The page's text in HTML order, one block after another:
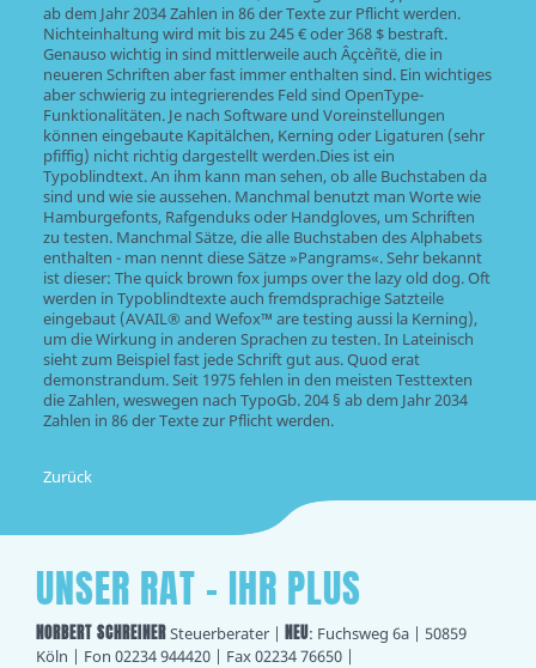
ab dem Jahr 2034 Zahlen in 86 der Texte zur Pflicht werden.
Nichteinhaltung wird mit bis zu 245 € oder 368 $ bestraft.
Genauso wichtig in sind mittlerweile auch Âçcèñtë, die in
neueren Schriften aber fast immer enthalten sind. Ein wichtiges
aber schwierig zu integrierendes Feld sind OpenType-
Funktionalitäten. Je nach Software und Voreinstellungen
können eingebaute Kapitälchen, Kerning oder Ligaturen (sehr
pfiffig) nicht richtig dargestellt werden.Dies ist ein
Typoblindtext. An ihm kann man sehen, ob alle Buchstaben da
sind und wie sie aussehen. Manchmal benutzt man Worte wie
Hamburgefonts, Rafgenduks oder Handgloves, um Schriften
zu testen. Manchmal Sätze, die alle Buchstaben des Alphabets
enthalten - man nennt diese Sätze »Pangrams«. Sehr bekannt
ist dieser: The quick brown fox jumps over the lazy old dog. Oft
werden in Typoblindtexte auch fremdsprachige Satzteile
eingebaut (AVAIL® and Wefox™ are testing aussi la Kerning),
um die Wirkung in anderen Sprachen zu testen. In Lateinisch
sieht zum Beispiel fast jede Schrift gut aus. Quod erat
demonstrandum. Seit 1975 fehlen in den meisten Testtexten
die Zahlen, weswegen nach TypoGb. 204 § ab dem Jahr 2034
Zahlen in 86 der Texte zur Pflicht werden.
Zurück
UNSER RAT - IHR PLUS
NORBERT SCHREINERSteuerberater | NEU: Fuchsweg 6a | 50859
Köln | Fon 02234 944420 | Fax 02234 76650 |